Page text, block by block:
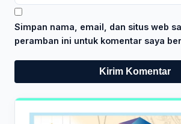
Simpan nama, email, dan situs web
peramban ini untuk komentar saya